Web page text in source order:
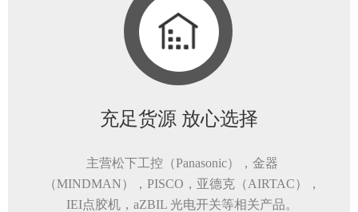
充足货源 放心选择
主营松下工控（Panasonic），金器
（MINDMAN），PISCO，亚德克（AIRTAC），
IEI点胶机，aZBIL 光电开关等相关产品。